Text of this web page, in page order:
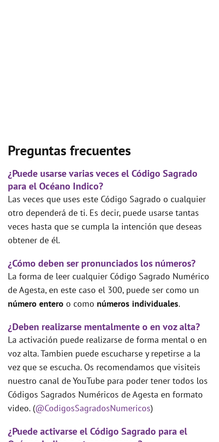
Preguntas frecuentes
¿Puede usarse varias veces el Código Sagrado
para el Océano Indico?
Las veces que uses este Código Sagrado o cualquier
otro dependerá de ti. Es decir, puede usarse tantas
veces hasta que se cumpla la intención que deseas
obtener de él.
¿Cómo deben ser pronunciados los números?
La forma de leer cualquier Código Sagrado Numérico
de Agesta, en este caso el 300, puede ser como un
número entero o como números individuales.
¿Deben realizarse mentalmente o en voz alta?
La activación puede realizarse de forma mental o en
voz alta. Tambien puede escucharse y repetirse a la
vez que se escucha. Os recomendamos que visiteis
nuestro canal de YouTube para poder tener todos los
Códigos Sagrados Numéricos de Agesta en formato
video. (@CodigosSagradosNumericos)
¿Puede activarse el Código Sagrado para el